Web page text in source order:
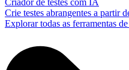
Criador de testes com IA
Crie testes abrangentes a partir
Explorar todas as ferramentas